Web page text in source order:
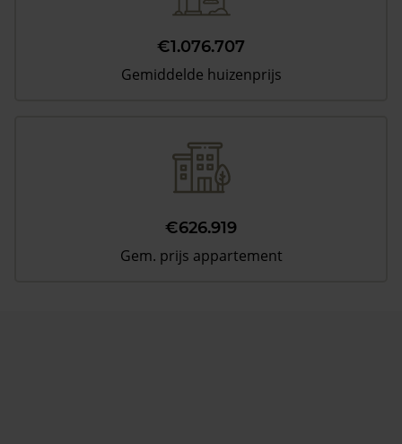
€1.076.707
Gemiddelde huizenprijs
€626.919
Gem. prijs appartement